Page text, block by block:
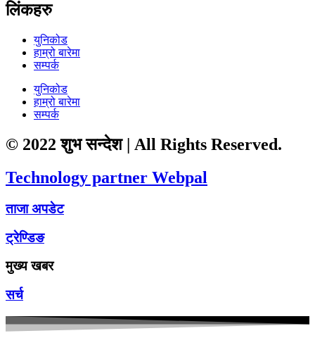
लिंकहरु
युनिकोड
हाम्रो बारेमा
सम्पर्क
युनिकोड
हाम्रो बारेमा
सम्पर्क
© 2022 शुभ सन्देश | All Rights Reserved.
Technology partner Webpal
ताजा अपडेट
ट्रेण्डिङ
मुख्य खबर
सर्च